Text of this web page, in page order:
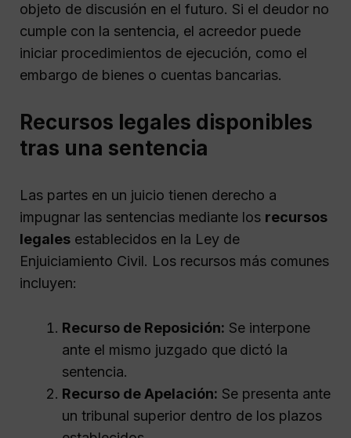
objeto de discusión en el futuro. Si el deudor no
cumple con la sentencia, el acreedor puede
iniciar procedimientos de ejecución, como el
embargo de bienes o cuentas bancarias.
Recursos legales disponibles
tras una sentencia
Las partes en un juicio tienen derecho a
impugnar las sentencias mediante los recursos
legales establecidos en la Ley de
Enjuiciamiento Civil. Los recursos más comunes
incluyen:
Recurso de Reposición: Se interpone
ante el mismo juzgado que dictó la
sentencia.
Recurso de Apelación: Se presenta ante
un tribunal superior dentro de los plazos